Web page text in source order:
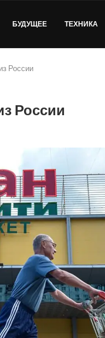
БУДУЩЕЕ ТЕХНИКА
России
России